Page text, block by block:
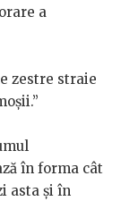
a
zestre straie
în forma cât
asta și în